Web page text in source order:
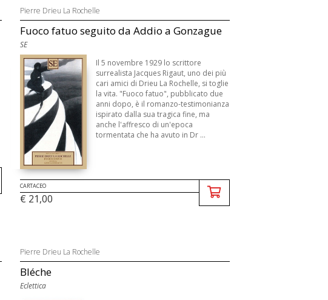
Pierre Drieu La Rochelle
Fuoco fatuo seguito da Addio a Gonzague
SE
Il 5 novembre 1929 lo scrittore
surrealista Jacques Rigaut, uno dei più
cari amici di Drieu La Rochelle, si toglie
la vita. "Fuoco fatuo", pubblicato due
anni dopo, è il romanzo-testimonianza
ispirato dalla sua tragica fine, ma
anche l'affresco di un'epoca
tormentata che ha avuto in Dr ...
CARTACEO
€ 21,00
Pierre Drieu La Rochelle
Bléche
Eclettica